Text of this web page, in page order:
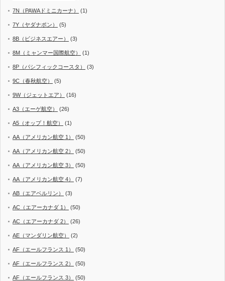
7N（PAWAドミニカーナ） (1)
7Y（ヤダナポン） (5)
8B（ビジネスエアー） (3)
8M（ミャンマー国際航空） (1)
8P（パシフィックコースタ） (3)
9C（春秋航空） (5)
9W（ジェットエア） (16)
A3（エーゲ航空） (26)
A5（オップ！航空） (1)
AA（アメリカン航空 1） (50)
AA（アメリカン航空 2） (50)
AA（アメリカン航空 3） (50)
AA（アメリカン航空 4） (7)
AB（エアベルリン） (3)
AC（エアーカナダ 1） (50)
AC（エアーカナダ 2） (26)
AE（マンダリン航空） (2)
AF（エールフランス 1） (50)
AF（エールフランス 2） (50)
AF（エールフランス 3） (50)